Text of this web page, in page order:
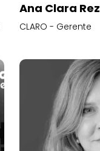
Ana Clara
CLARO - Gerente